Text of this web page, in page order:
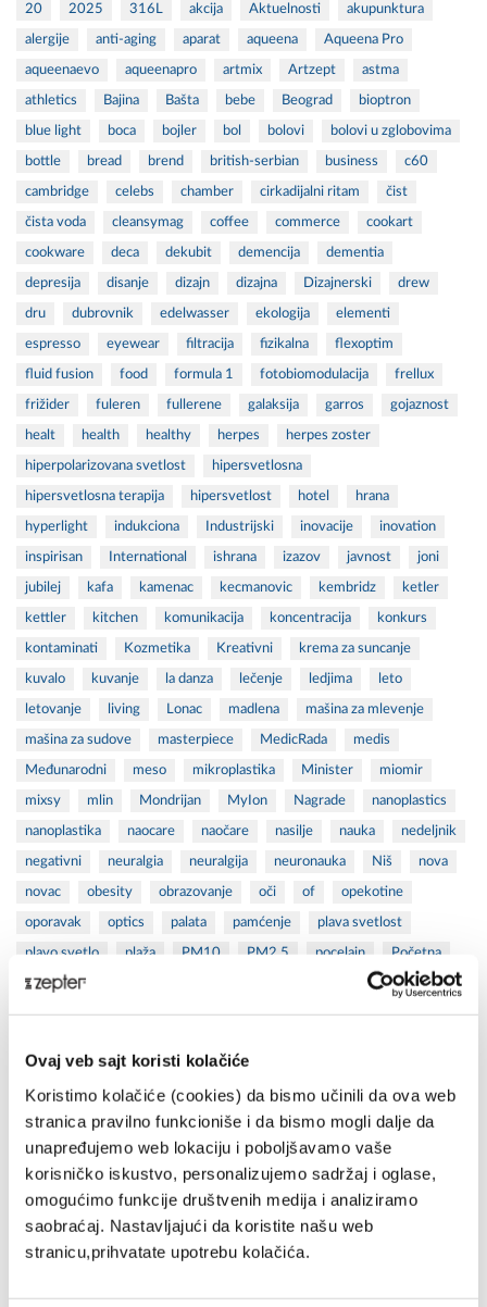
Ovaj veb sajt koristi kolačiće
Koristimo kolačiće (cookies) da bismo učinili da ova web
stranica pravilno funkcioniše i da bismo mogli dalje da
unapređujemo web lokaciju i poboljšavamo vaše
korisničko iskustvo, personalizujemo sadržaj i oglase,
omogućimo funkcije društvenih medija i analiziramo
saobraćaj. Nastavljajući da koristite našu web
stranicu,prihvatate upotrebu kolačića.
20 2025 316L akcija Aktuelnosti akupunktura
alergije anti-aging aparat aqueena Aqueena Pro
aqueenaevo aqueenapro artmix Artzept astma
athletics Bajina Bašta bebe Beograd bioptron
blue light boca bojler bol bolovi bolovi u zglobovima
bottle bread brend british-serbian business c60
cambridge celebs chamber cirkadijalni ritam čist
čista voda cleansymag coffee commerce cookart
cookware deca dekubit demencija dementia
depresija disanje dizajn dizajna Dizajnerski drew
dru dubrovnik edelwasser ekologija elementi
espresso eyewear filtracija fizikalna flexoptim
fluid fusion food formula 1 fotobiomodulacija frellux
frižider fuleren fullerene galaksija garros gojaznost
healt health healthy herpes herpes zoster
hiperpolarizovana svetlost hipersvetlosna
hipersvetlosna terapija hipersvetlost hotel hrana
hyperlight indukciona Industrijski inovacije inovation
inspirisan International ishrana izazov javnost joni
jubilej kafa kamenac kecmanovic kembridz ketler
kettler kitchen komunikacija koncentracija konkurs
kontaminati Kozmetika Kreativni krema za suncanje
kuvalo kuvanje la danza lečenje ledjima leto
letovanje living Lonac madlena mašina za mlevenje
mašina za sudove masterpiece MedicRada medis
Međunarodni meso mikroplastika Minister miomir
mixsy mlin Mondrijan MyIon Nagrade nanoplastics
nanoplastika naocare naočare nasilje nauka nedeljnik
negativni neuralgia neuralgija neuronauka Niš nova
novac obesity obrazovanje oči of opekotine
oporavak optics palata pamćenje plava svetlost
plavo svetlo plaža PM10 PM2.5 pocelain Početna
polarizovana svetlost popust porcelan
posao posuđa posuđe povrede pozitivni
prečišćivač vode
prečišćivači vazduha privatna klinika Produkt prof
psihologija
psoriasis psorijaza rekonstrukcija tkiva
reverzna osmoza RO rogač roland sajam nameštaja
saopstenje scales science sedeci seminar
septembar skin care škola sportske povrede